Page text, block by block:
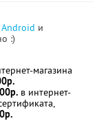
Android и
:)
магазина
в интернет-